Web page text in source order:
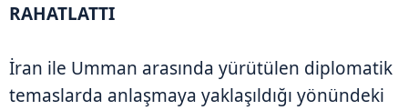
RAHATLATTI
İran ile Umman arasında yürütülen diplomatik
temaslarda anlaşmaya yaklaşıldığı yönündeki